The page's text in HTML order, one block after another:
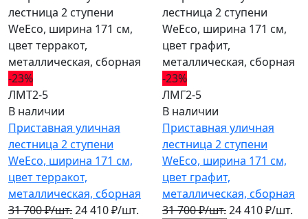
-23%
ЛМТ2-5
В наличии
Приставная уличная
лестница 2 ступени
WeEco, ширина 171 см,
цвет терракот,
металлическая, cборная
31 700 ₽/шт.24 410 ₽/шт.
-23%
ЛМГ2-5
В наличии
Приставная уличная
лестница 2 ступени
WeEco, ширина 171 см,
цвет графит,
металлическая, cборная
31 700 ₽/шт.24 410 ₽/шт.